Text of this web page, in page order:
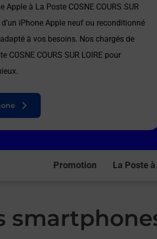
Apple à La Poste COSNE COURS SUR
iPhone Apple neuf ou reconditionné
à vos besoins. Nos chargés de
COSNE COURS SUR LOIRE pour
Promotion La Poste